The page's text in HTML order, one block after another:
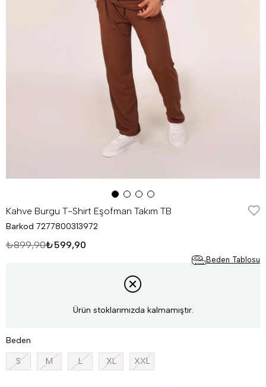
Kahve Burgu T-Shirt Eşofman Takım TB
Barkod 7277800313972
₺899,90₺599,90
Beden Tablosu
Ürün stoklarımızda kalmamıştır.
Beden
S M L XL XXL